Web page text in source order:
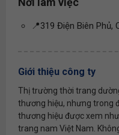
📍319 Điện Biên Phủ,
Giới thiệu công ty
Thị trường thời trang
thương hiệu, nhưng trong
thương hiệu được xem
trang nam Việt Nam.